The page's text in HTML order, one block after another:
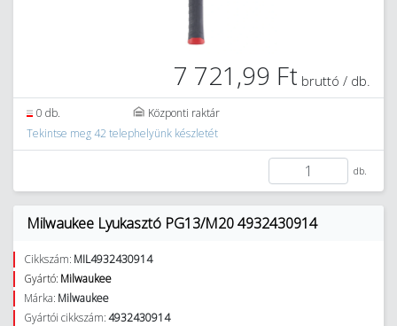
7 721,99 Ft bruttó / db.
0 db.
Központi raktár
Tekintse meg 42 telephelyünk készletét
db.
Milwaukee Lyukasztó PG13/M20 4932430914
Cikkszám: MIL4932430914
Gyártó: Milwaukee
Márka: Milwaukee
Gyártói cikkszám:4932430914